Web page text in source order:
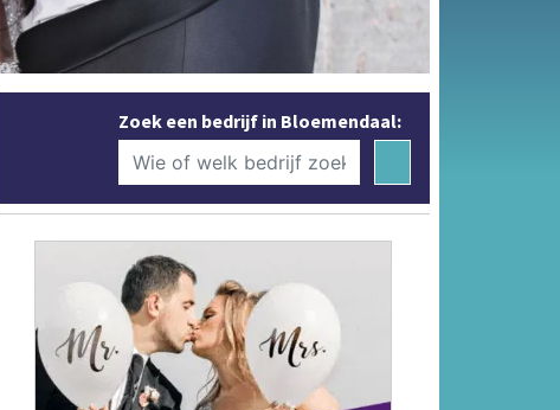
Zoek een bedrijf in Bloemendaal: